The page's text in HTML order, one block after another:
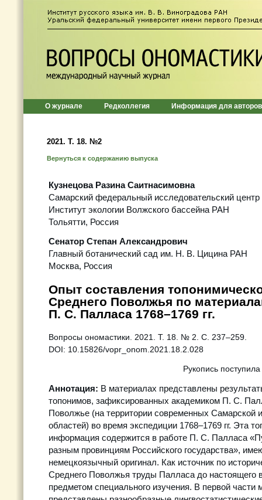
О журнале Редколлегия Информация для авторов
2021. Т. 18. №2
Вернуться к содержанию выпуска
Кузнецова Разина Саитнасимовна
Самарский федеральный исследовательский
Институт экологии Волжского бассейна РАН
Тольятти, Россия
Сенатор Степан Александрович
Главный ботанический сад им. Н. В. Цицина РАН
Москва, Россия
Опыт составления
Среднего Поволжья по
П. С. Палласа 1768–1769 гг.
Вопросы ономастики. 2021. Т. 18. № 2. С. 237–259.
DOI: 10.15826/vopr_onom.2021.18.2.028
Рукопись
Аннотация: В материалах представлены
топонимов, зафиксированных академиком П. С.
Поволжье (на территории современных Самарской
областей) во время экспедиции 1768–1769 гг. Эта
информация содержится в работе П. С. Палласа
разным провинциям Российского государства»,
немецкоязычный оригинал. Как источник по
Среднего Поволжья труды Палласа до настоящего
предметом специального изучения. В первой части